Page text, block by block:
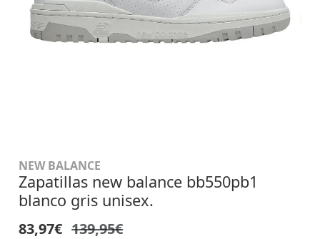
NEW BALANCE
Zapatillas new balance bb550pb1
blanco gris unisex.
83,97€ 139,95€